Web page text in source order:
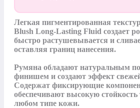
Легкая пигментированная
Blush Long-Lasting Fluid создает
быстро растушевывается и
оставляя границ нанесения.
Румяна обладают натуральным
финишем и создают эффект
Содержат фиксирующие
обеспечивают высокую стойкость
любом типе кожи.